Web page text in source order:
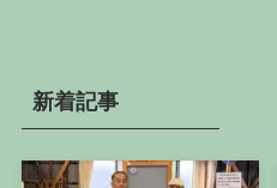
新着記事